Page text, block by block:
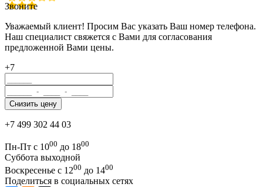
Звоните
Уважаемый клиент! Просим Вас указать Ваш номер телефона.
Наш специалист свяжется с Вами для согласования
предложенной Вами цены.
+7
+7 499 302 44 03
Пн-Пт с 1000 до 1800
Суббота выходной
Воскресенье с 1200 до 1400
Поделиться в социальных сетях